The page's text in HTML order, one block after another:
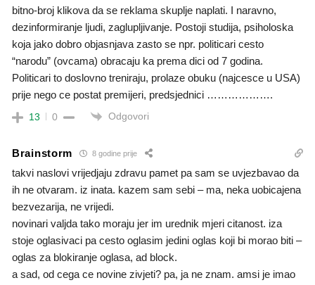
bitno-broj klikova da se reklama skuplje naplati. I naravno,
dezinformiranje ljudi, zaglupljivanje. Postoji studija, psiholoska
koja jako dobro objasnjava zasto se npr. politicari cesto
“narodu” (ovcama) obracaju ka prema dici od 7 godina.
Politicari to doslovno treniraju, prolaze obuku (najcesce u USA)
prije nego ce postat premijeri, predsjednici ……………….
13 0 Odgovori
Brainstorm 8 godine prije
takvi naslovi vrijedjaju zdravu pamet pa sam se uvjezbavao da
ih ne otvaram. iz inata. kazem sam sebi – ma, neka uobicajena
bezvezarija, ne vrijedi.
novinari valjda tako moraju jer im urednik mjeri citanost. iza
stoje oglasivaci pa cesto oglasim jedini oglas koji bi morao biti –
oglas za blokiranje oglasa, ad block.
a sad, od cega ce novine zivjeti? pa, ja ne znam. amsi je imao